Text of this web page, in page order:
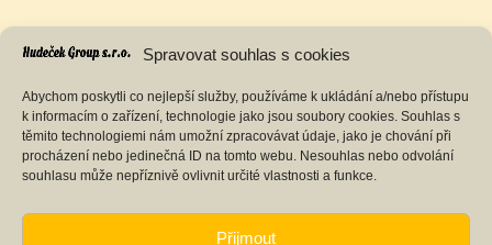
Spravovat souhlas s cookies
Abychom poskytli co nejlepší služby, používáme k ukládání a/nebo přístupu
k informacím o zařízení, technologie jako jsou soubory cookies. Souhlas s
těmito technologiemi nám umožní zpracovávat údaje, jako je chování při
procházení nebo jedinečná ID na tomto webu. Nesouhlas nebo odvolání
souhlasu může nepříznivě ovlivnit určité vlastnosti a funkce.
Přijmout